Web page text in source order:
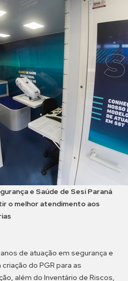
e Saúde de Sesi Paraná
o melhor atendimento aos
de atuação em segurança e
do PGR para as
além do Inventário de Riscos,